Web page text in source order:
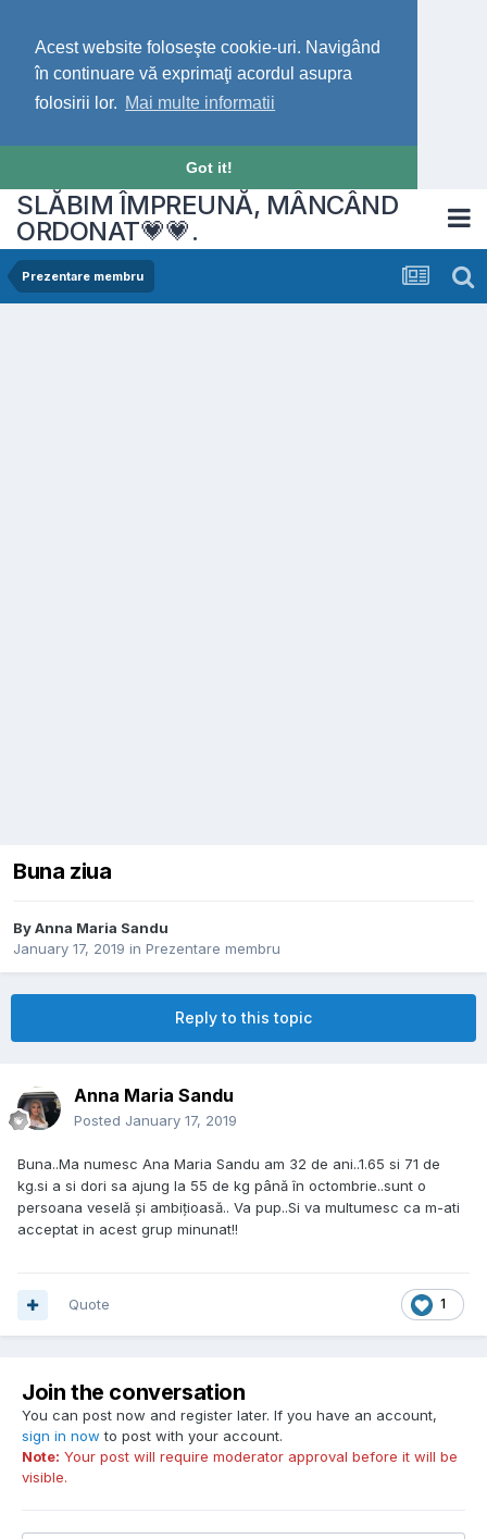
Acest website foloseşte cookie-uri. Navigând
în continuare vă exprimaţi acordul asupra
folosirii lor. Mai multe informatii
Got it!
SLĂBIM ÎMPREUNĂ, MÂNCÂND
ORDONAT💗💗.
Prezentare membru
Buna ziua
ByAnna Maria Sandu
January 17, 2019 in Prezentare membru
Reply to this topic
Anna Maria Sandu
Posted January 17, 2019
Buna..Ma numesc Ana Maria Sandu am 32 de ani..1.65 si 71 de
kg.si a si dori sa ajung la 55 de kg până în octombrie..sunt o
persoana veselă și ambițioasă.. Va pup..Si va multumesc ca m-ati
acceptat in acest grup minunat!!
1
Quote
Join the conversation
You can post now and register later. If you have an account,
sign in now to post with your account.
Note: Your post will require moderator approval before it will be
visible.